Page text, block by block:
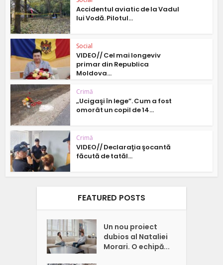
Accidentul aviatic de la Vadul
lui Vodă. Pilotul...
Social
VIDEO// Cel mai longeviv
primar din Republica
Moldova...
Crimă
„Ucigaşi în lege”. Cum a fost
omorât un copil de 14...
Crimă
VIDEO// Declaraţia şocantă
făcută de tatăl...
FEATURED POSTS
Un nou proiect
dubios al Nataliei
Morari. O echipă...